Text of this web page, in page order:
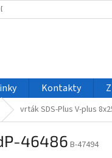
Kontakty
vrták SDS-Plus V-plus
46486 B-47494